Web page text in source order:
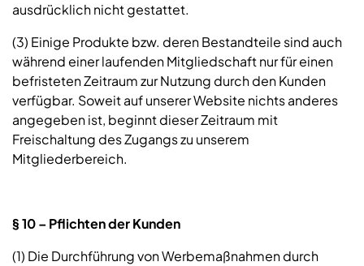
ausdrücklich nicht gestattet.
(3) Einige Produkte bzw. deren Bestandteile sind auch
während einer laufenden Mitgliedschaft nur für einen
befristeten Zeitraum zur Nutzung durch den Kunden
verfügbar. Soweit auf unserer Website nichts anderes
angegeben ist, beginnt dieser Zeitraum mit
Freischaltung des Zugangs zu unserem
Mitgliederbereich.
§ 10 – Pflichten der Kunden
(1) Die Durchführung von Werbemaßnahmen durch